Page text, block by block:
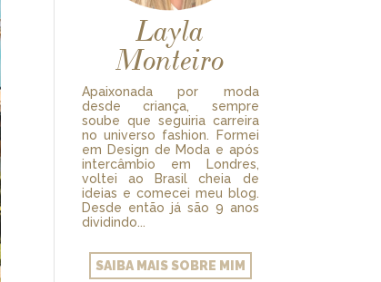
Layla
Monteiro
Apaixonada por moda
desde criança, sempre
soube que seguiria carreira
no universo fashion. Formei
em Design de Moda e após
intercâmbio em Londres,
voltei ao Brasil cheia de
ideias e comecei meu blog.
Desde então já são 9 anos
dividindo...
SAIBA MAIS SOBRE MIM